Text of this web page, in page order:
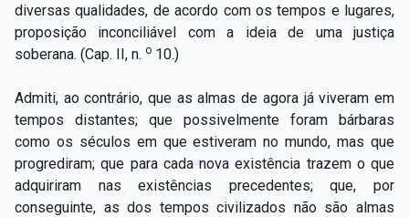
diversas qualidades, de acordo com os tempos e lugares,
proposição inconciliável com a ideia de uma justiça
soberana. (Cap. II, n. o 10.)
Admiti, ao contrário, que as almas de agora já viveram em
tempos distantes; que possivelmente foram bárbaras
como os séculos em que estiveram no mundo, mas que
progrediram; que para cada nova existência trazem o que
adquiriram nas existências precedentes; que, por
conseguinte, as dos tempos civilizados não são almas